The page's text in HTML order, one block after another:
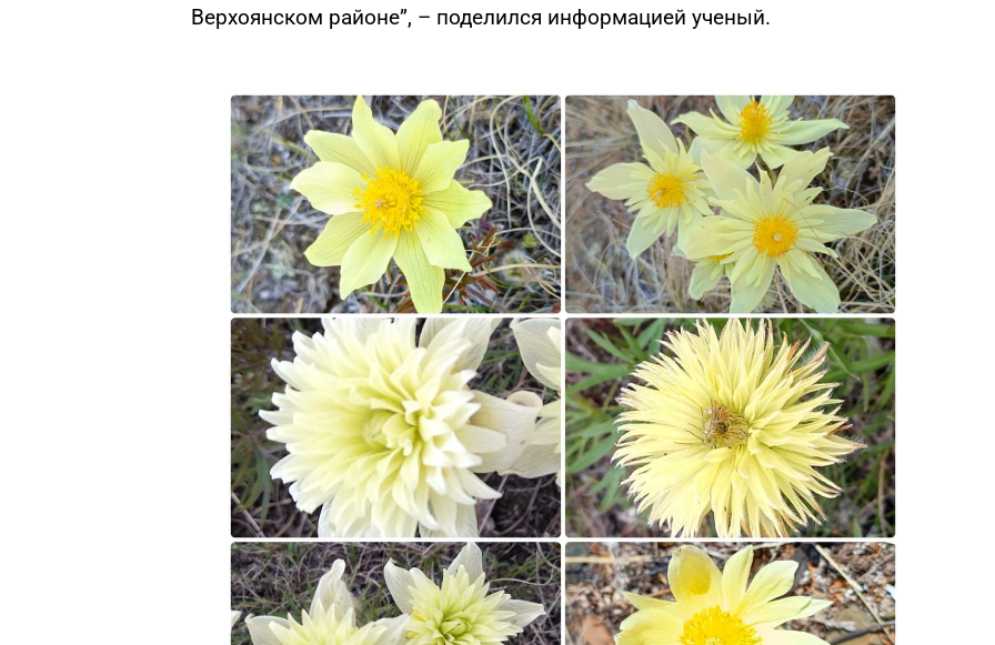
Верхоянском районе”, – поделился информацией ученый.